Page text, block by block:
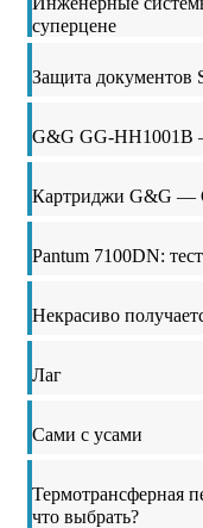
суперцене
Защита документов
G&G GG-HH1001B
Картриджи G&G —
Pantum 7100DN:
Некрасиво
Лаг
Сами с усами
Термотрансферная
что выбрать?